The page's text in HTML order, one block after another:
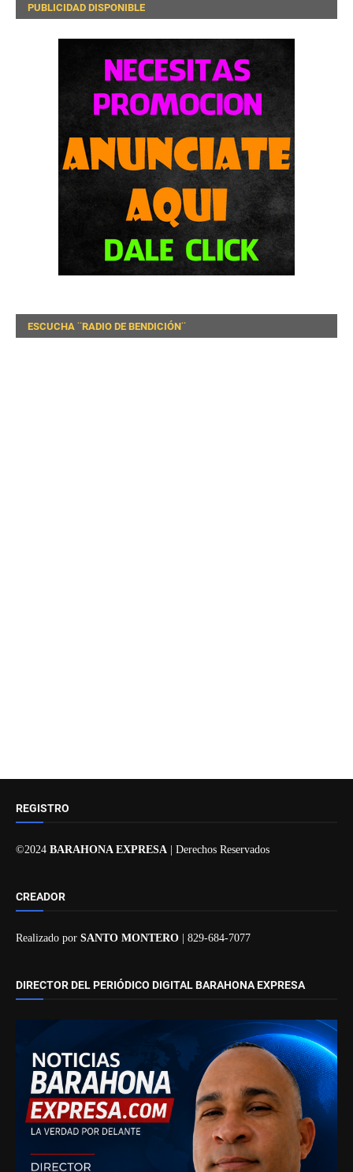
PUBLICIDAD DISPONIBLE
ESCUCHA ¨RADIO DE BENDICIÓN¨
REGISTRO
©2024 BARAHONA EXPRESA | Derechos Reservados
CREADOR
Realizado por SANTO MONTERO | 829-684-7077
DIRECTOR DEL PERIÓDICO DIGITAL BARAHONA EXPRESA